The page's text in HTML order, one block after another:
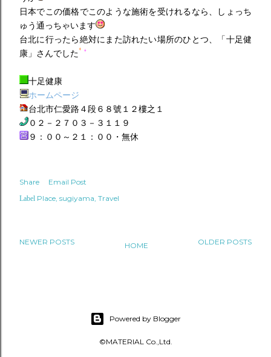
日本でこの価格でこのような施術を受けれるなら、しょっち
ゅう通っちゃいます
台北に行ったら絶対にまた訪れたい場所のひとつ、「十足健
康」さんでした
十足健康
ホームページ
台北市仁愛路４段６８號１２樓之１
０２－２７０３－３１１９
９：００～２１：００・無休
Share Email Post
Label Place sugiyama Travel
NEWER POSTS OLDER POSTS
HOME
Powered by Blogger
©MATERIAL Co.,Ltd.